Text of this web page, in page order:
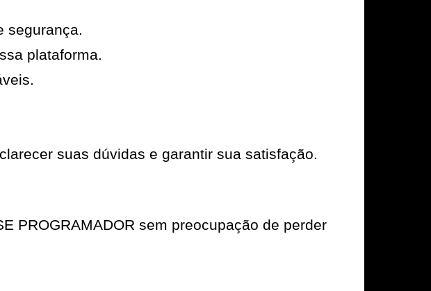
segurança.
plataforma.
suas dúvidas e garantir sua satisfação.
PROGRAMADOR sem preocupação de perder